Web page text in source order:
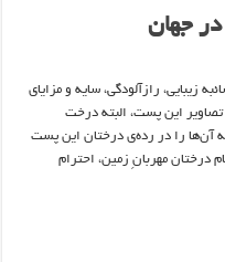
زیبایی، رازآلودگی، سایه و مزایای
تصاویر این پست، البته درخت
که آن‌ها را در رده‌ی درختان این پست
درختان مهربانِ زمین، احترام